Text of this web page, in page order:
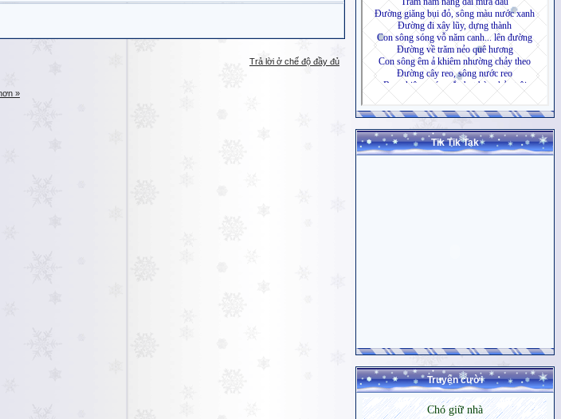
Trả lời ở chế độ đầy đủ
»
Tik Tik Tak
Truyện cười